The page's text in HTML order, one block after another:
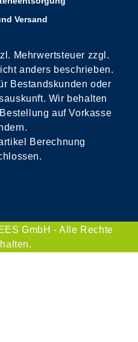
Versand
Mehrwertsteuer zzgl.
anders beschrieben.
Bestandskunden oder
Wir behalten
auf Vorkasse
Berechnung
GmbH - Alle Rechte